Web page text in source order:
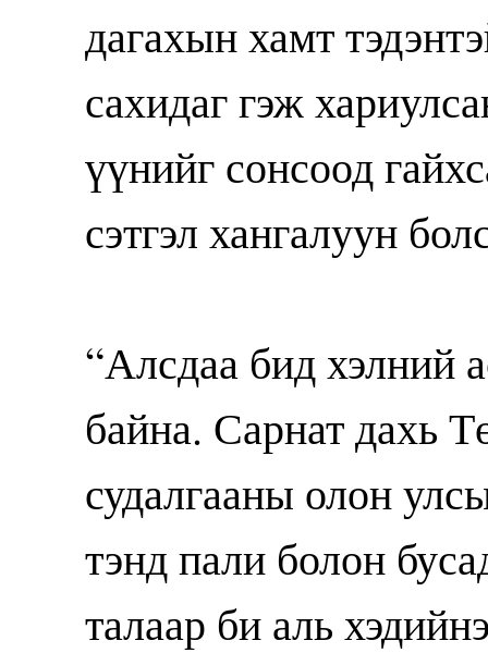
дагахын хамт
сахидаг гэж
үүнийг сонсоод
сэтгэл хангалуун
“Алсдаа бид хэлний
байна. Сарнат дахь
судалгааны олон
тэнд пали болон
талаар би аль